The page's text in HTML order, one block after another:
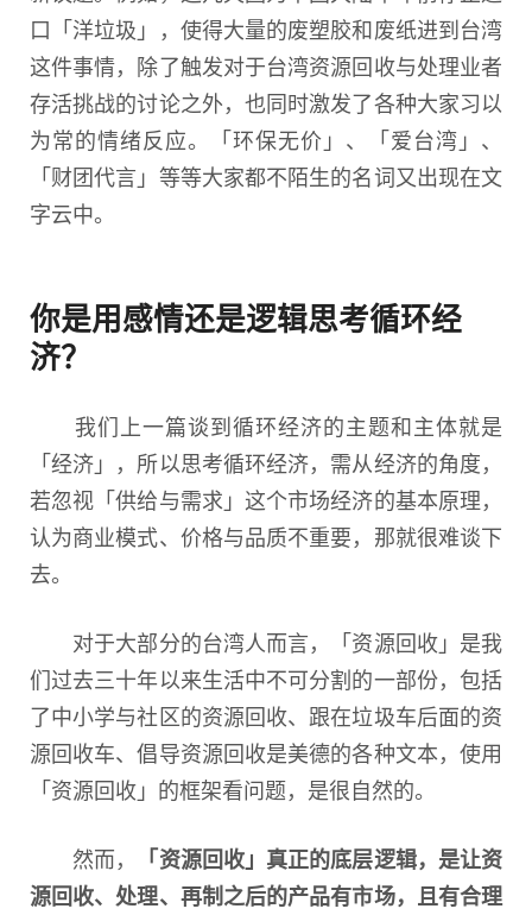
口「洋垃圾」，使得大量的废塑胶和废纸进到台湾
这件事情，除了触发对于台湾资源回收与处理业者
存活挑战的讨论之外，也同时激发了各种大家习以
为常的情绪反应。「环保无价」、「爱台湾」、
「财团代言」等等大家都不陌生的名词又出现在文
字云中。
你是用感情还是逻辑思考循环经
济？
我们上一篇谈到循环经济的主题和主体就是
「经济」，所以思考循环经济，需从经济的角度，
若忽视「供给与需求」这个市场经济的基本原理，
认为商业模式、价格与品质不重要，那就很难谈下
去。
对于大部分的台湾人而言，「资源回收」是我
们过去三十年以来生活中不可分割的一部份，包括
了中小学与社区的资源回收、跟在垃圾车后面的资
源回收车、倡导资源回收是美德的各种文本，使用
「资源回收」的框架看问题，是很自然的。
然而，
「资源回收」真正的底层逻辑，是让资
源回收、处理、再制之后的产品有市场，且有合理